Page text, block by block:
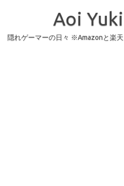
Aoi
隠れゲーマーの日々 ※Amazonと楽